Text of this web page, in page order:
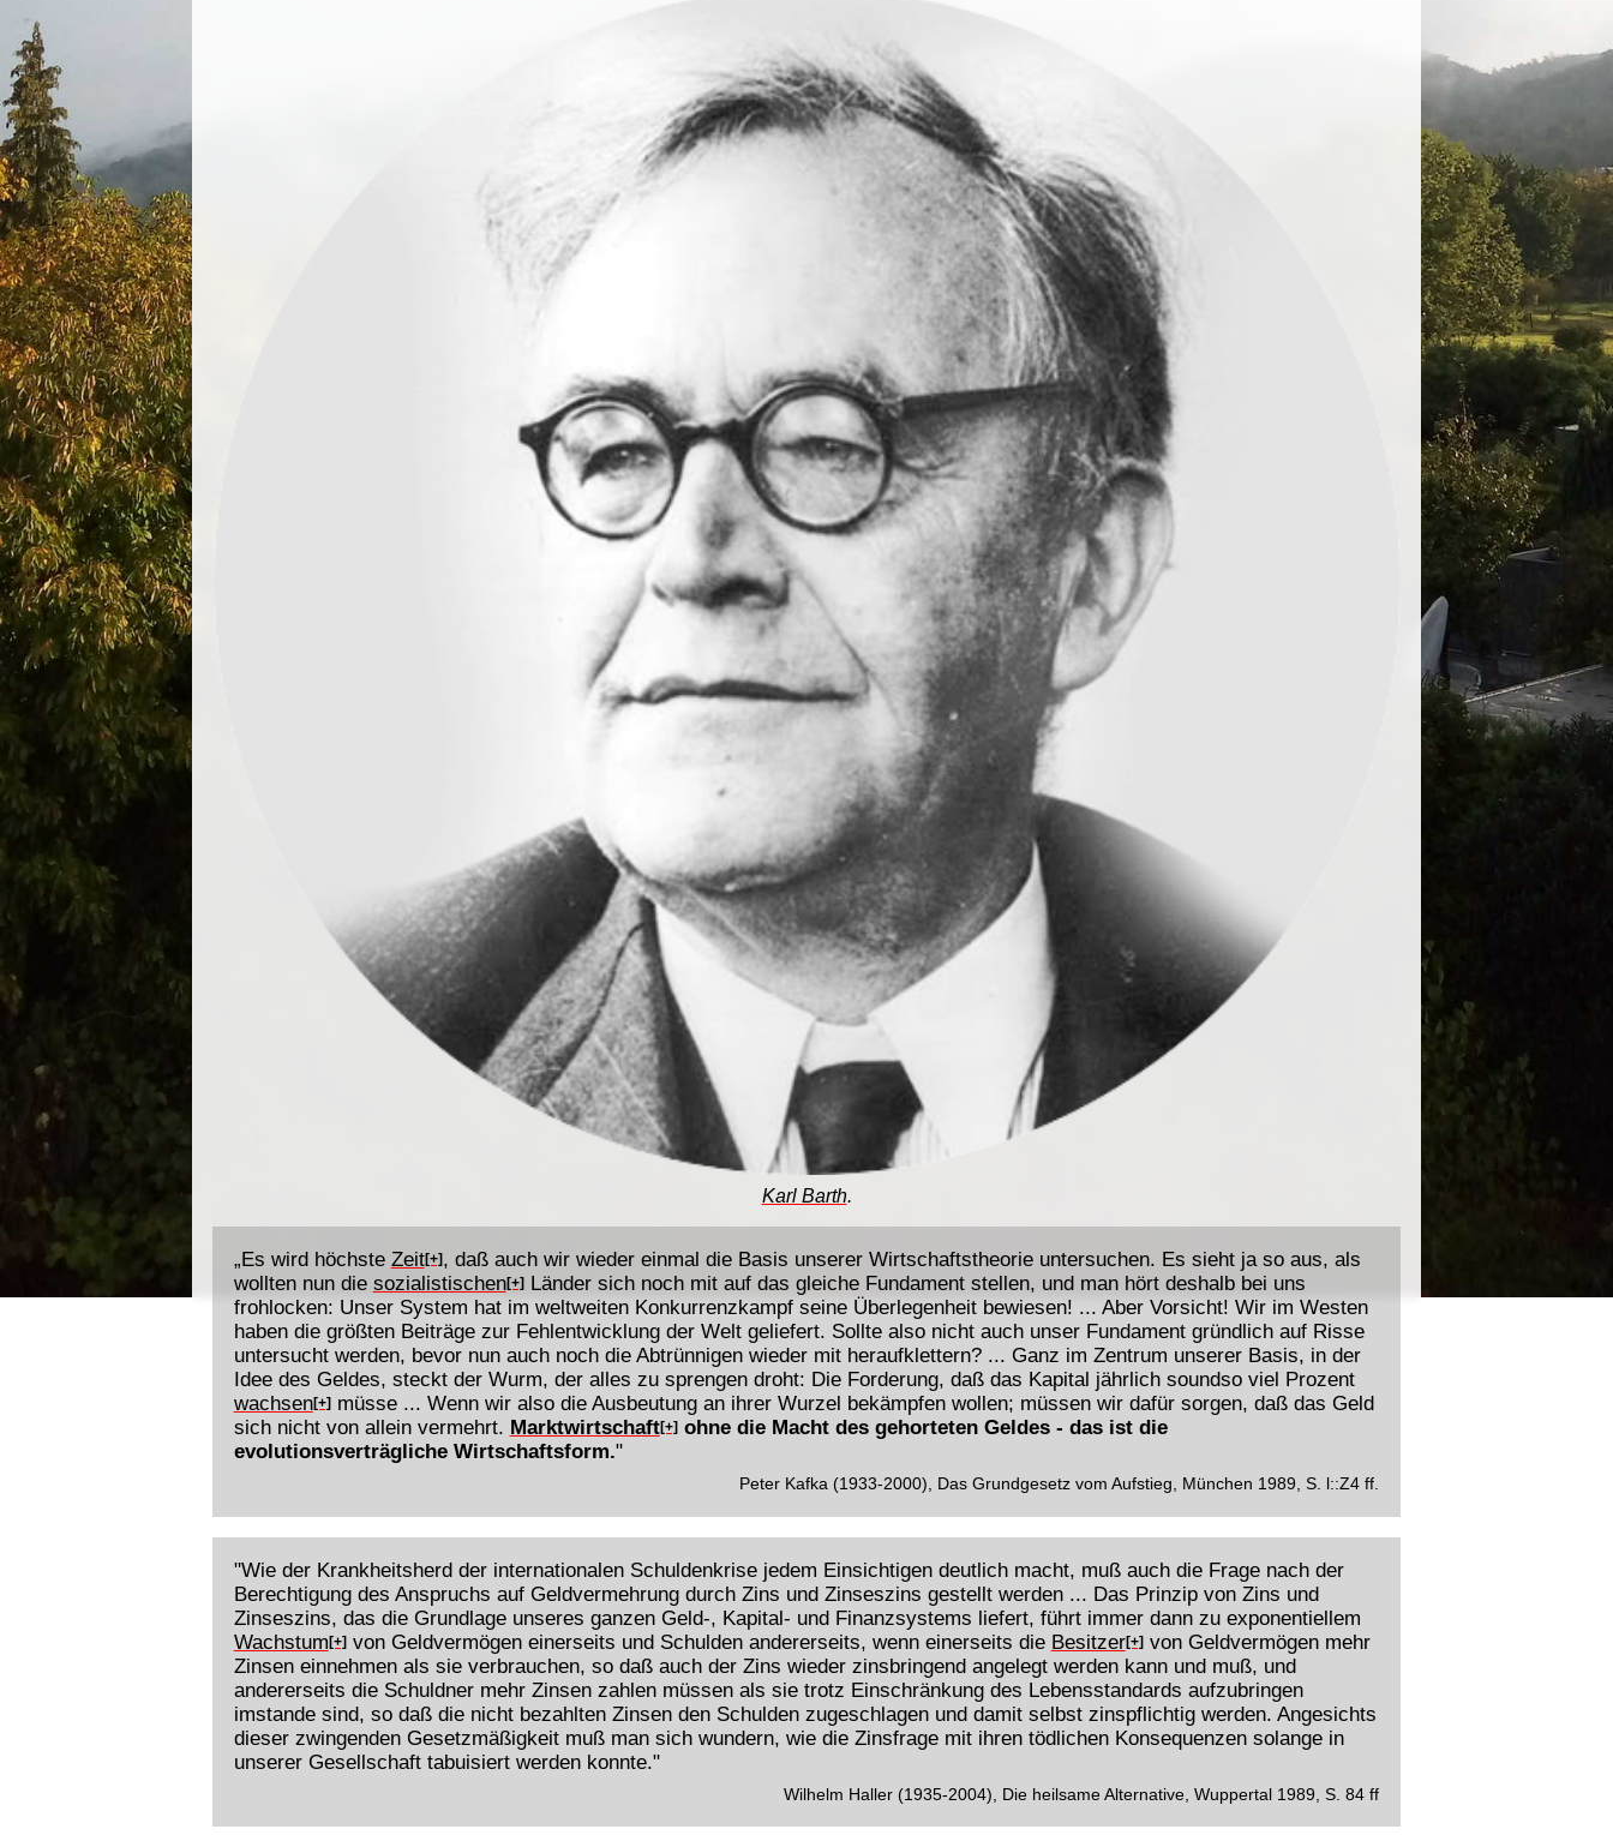
Karl Barth.
„Es wird höchste Zeit[+], daß auch wir wieder einmal die Basis unserer Wirtschaftstheorie untersuchen. Es sieht ja so aus, als
wollten nun die sozialistischen[+]Länder sich noch mit auf das gleiche Fundament stellen, und man hört deshalb bei uns
frohlocken: Unser System hat im weltweiten Konkurrenzkampf seine Überlegenheit bewiesen! ... Aber Vorsicht! Wir im Westen
haben die größten Beiträge zur Fehlentwicklung der Welt geliefert. Sollte also nicht auch unser Fundament gründlich auf Risse
untersucht werden, bevor nun auch noch die Abtrünnigen wieder mit heraufklettern? ... Ganz im Zentrum unserer Basis, in der
Idee des Geldes, steckt der Wurm, der alles zu sprengen droht: Die Forderung, daß das Kapital jährlich soundso viel Prozent
wachsen[+]müsse ... Wenn wir also die Ausbeutung an ihrer Wurzel bekämpfen wollen; müssen wir dafür sorgen, daß das Geld
sich nicht von allein vermehrt. Marktwirtschaft[+]ohne die Macht des gehorteten Geldes - das ist die
evolutionsverträgliche Wirtschaftsform."
Peter Kafka (1933-2000), Das Grundgesetz vom Aufstieg, München 1989, S. l::Z4 ff.
"Wie der Krankheitsherd der internationalen Schuldenkrise jedem Einsichtigen deutlich macht, muß auch die Frage nach der
Berechtigung des Anspruchs auf Geldvermehrung durch Zins und Zinseszins gestellt werden ... Das Prinzip von Zins und
Zinseszins, das die Grundlage unseres ganzen Geld-, Kapital- und Finanzsystems liefert, führt immer dann zu exponentiellem
Wachstum [+]von Geldvermögen einerseits und Schulden andererseits, wenn einerseits die Besitzer[+]von Geldvermögen mehr
Zinsen einnehmen als sie verbrauchen, so daß auch der Zins wieder zinsbringend angelegt werden kann und muß, und
andererseits die Schuldner mehr Zinsen zahlen müssen als sie trotz Einschränkung des Lebensstandards aufzubringen
imstande sind, so daß die nicht bezahlten Zinsen den Schulden zugeschlagen und damit selbst zinspflichtig werden. Angesichts
dieser zwingenden Gesetzmäßigkeit muß man sich wundern, wie die Zinsfrage mit ihren tödlichen Konsequenzen solange in
unserer Gesellschaft tabuisiert werden konnte."
Wilhelm Haller (1935-2004), Die heilsame Alternative, Wuppertal 1989, S. 84 ff